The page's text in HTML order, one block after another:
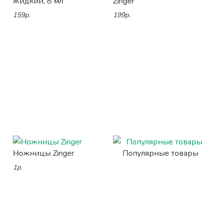
159р. 199р.
Ножницы Zinger
1р.
Популярные товары